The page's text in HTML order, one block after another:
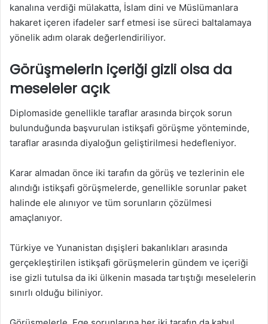
kanalına verdiği mülakatta, İslam dini ve Müslümanlara
hakaret içeren ifadeler sarf etmesi ise süreci baltalamaya
yönelik adım olarak değerlendiriliyor.
Görüşmelerin içeriği gizli olsa da
meseleler açık
Diplomaside genellikle taraflar arasında birçok sorun
bulunduğunda başvurulan istikşafi görüşme yönteminde,
taraflar arasında diyaloğun geliştirilmesi hedefleniyor.
Karar almadan önce iki tarafın da görüş ve tezlerinin ele
alındığı istikşafi görüşmelerde, genellikle sorunlar paket
halinde ele alınıyor ve tüm sorunların çözülmesi
amaçlanıyor.
Türkiye ve Yunanistan dışişleri bakanlıkları arasında
gerçekleştirilen istikşafi görüşmelerin gündem ve içeriği
ise gizli tutulsa da iki ülkenin masada tartıştığı meselelerin
sınırlı olduğu biliniyor.